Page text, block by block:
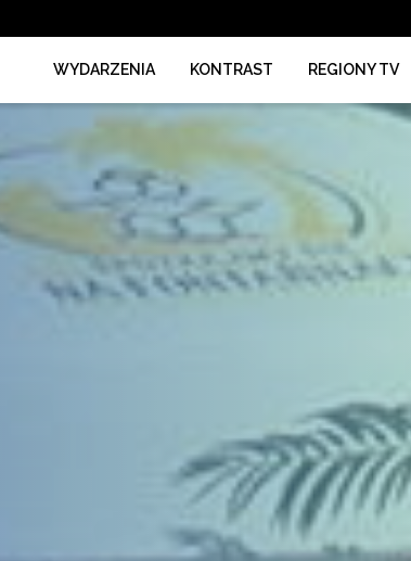
WYDARZENIA KONTRAST REGIONY TV